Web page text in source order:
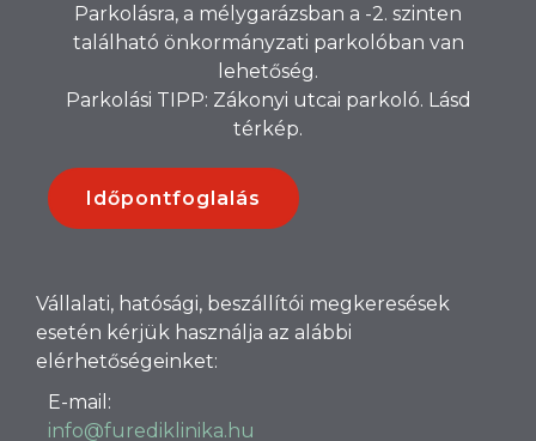
Parkolásra, a mélygarázsban a -2. szinten
található önkormányzati parkolóban van
lehetőség.
Parkolási TIPP: Zákonyi utcai parkoló. Lásd
térkép.
Időpontfoglalás
Vállalati, hatósági, beszállítói megkeresések
esetén kérjük használja az alábbi
elérhetőségeinket:
E-mail:
info@furediklinika.hu